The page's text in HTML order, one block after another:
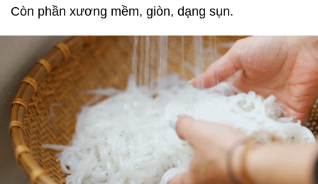
Còn phần xương mềm, giòn, dạng sụn.